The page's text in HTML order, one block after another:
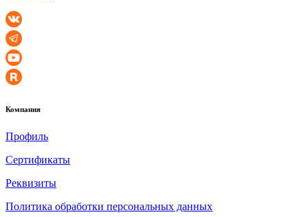
Компания
Профиль
Сертификаты
Реквизиты
Политика обработки персональных данных